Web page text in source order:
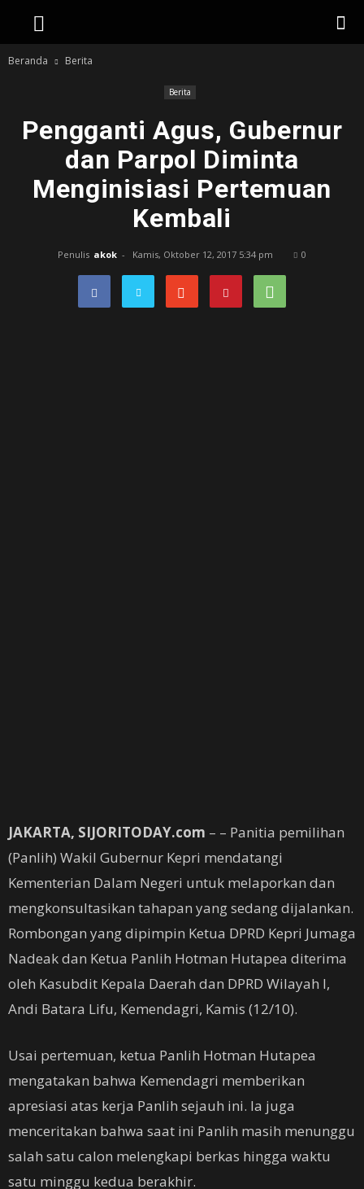
Beranda Berita
Berita
Pengganti Agus, Gubernur
dan Parpol Diminta
Menginisiasi Pertemuan
Kembali
Penulis akok - Kamis, Oktober 12, 2017 5:34 pm 0
JAKARTA, SIJORITODAY.com – – Panitia pemilihan
(Panlih) Wakil Gubernur Kepri mendatangi
Kementerian Dalam Negeri untuk melaporkan dan
mengkonsultasikan tahapan yang sedang dijalankan.
Rombongan yang dipimpin Ketua DPRD Kepri Jumaga
Nadeak dan Ketua Panlih Hotman Hutapea diterima
oleh Kasubdit Kepala Daerah dan DPRD Wilayah I,
Andi Batara Lifu, Kemendagri, Kamis (12/10).
Usai pertemuan, ketua Panlih Hotman Hutapea
mengatakan bahwa Kemendagri memberikan
apresiasi atas kerja Panlih sejauh ini. Ia juga
menceritakan bahwa saat ini Panlih masih menunggu
salah satu calon melengkapi berkas hingga waktu
satu minggu kedua berakhir.